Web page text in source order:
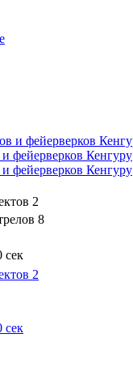
фейерверков Кенгуру
фейерверков Кенгуру
2
8
сек
2
сек